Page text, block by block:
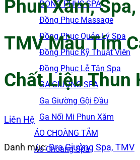
ĐỒNG PHỤC SPA
Đồng Phục Massage
Đồng Phục Quản Lý Spa
Đồng Phục Kỹ Thuật Viên
Đồng Phục Lễ Tân Spa
GA GIƯỜNG SPA
Ga Giường Gội Đầu
Ga Nối Mi Phun Xăm
ÁO CHOÀNG TẮM
Áo Choàng Spa
Phun Xăm,
TMV Màu Tím
Chất Liệu Thun
Liên Hệ
Danh mục:Dra Giường Spa, TMV